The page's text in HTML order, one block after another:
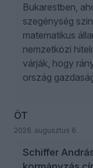
Bukarestben,
szegénység
matematikus
nemzetközi
várják, hogy
ország
ÖT
2026. augusztus 6.
Schiffer